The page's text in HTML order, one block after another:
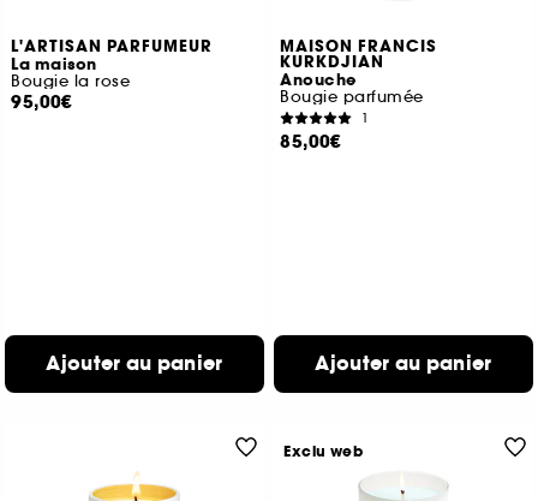
L'ARTISAN PARFUMEUR
La maison
Bougie la rose
95,00€
Ajouter au panier
MAISON FRANCIS
KURKDJIAN
Anouche
Bougie parfumée
1
85,00€
Ajouter au panier
Exclu web